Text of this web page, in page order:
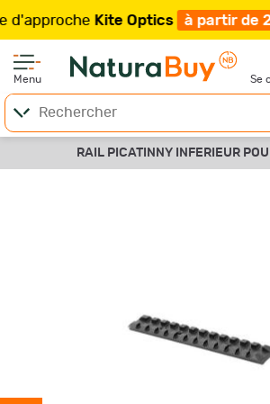
Kite Optics à partir de
Menu Se
RAIL PICATINNY INFERIEUR